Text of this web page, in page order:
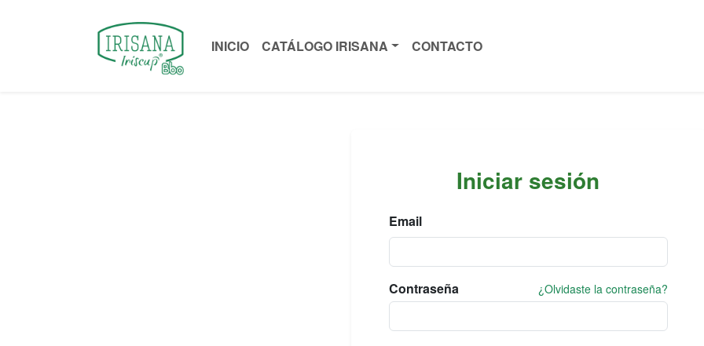
INICIO CATÁLOGO IRISANA CONTACTO
Iniciar sesión
Email
Contraseña ¿Olvidaste la contraseña?